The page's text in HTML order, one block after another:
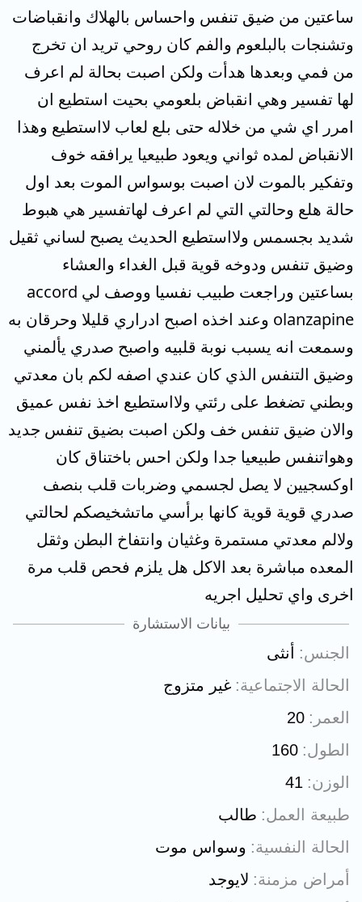
ساعتين من ضيق تنفس واحساس بالهلاك وانقباضات
وتشنجات بالبلعوم والفم كان روحي تريد ان تخرج
من فمي وبعدها هدأت ولكن اصبت بحالة لم اعرف
لها تفسير وهي انقباض بلعومي بحيت استطيع ان
امرر اي شي من خلاله حتى بلع لعاب لااستطيع وهذا
الانقباض لمده ثواني ويعود طبيعيا يرافقه خوف
وتفكير بالموت لان اصبت بوسواس الموت بعد اول
حالة هلع وحالتي التي لم اعرف لهاتفسير هي هبوط
شديد بجسمس ولااستطيع الحديث يصبح لساني ثقيل
وضيق تنفس ودوخه قوية قبل الغداء والعشاء
بساعتين وراجعت طبيب نفسيا ووصف لي accord
olanzapine وعند اخذه اصبح ادراري قليلا وحرقان به
وسمعت انه يسبب نوبة قلبيه واصبح صدري يألمني
وضيق التنفس الذي كان عندي اصفه لكم بان معدتي
وبطني تضغط على رئتي ولااستطيع اخذ نفس عميق
والان ضيق تنفس خف ولكن اصبت بضيق تنفس جديد
وهواتنفس طبيعيا جدا ولكن احس باختناق كان
اوكسجيين لا يصل لجسمي وضربات قلب بنصف
صدري قوية قوية كانها برأسي ماتشخيصكم لحالتي
ولالم معدتي مستمرة وغثيان وانتفاخ البطن وثقل
المعده مباشرة بعد الاكل هل يلزم فحص قلب مرة
اخرى واي تحليل اجريه
بيانات الاستشارة
الجنس
أنثى
الحالة الاجتماعية غير متزوج
العمر
20
الطول 160
الوزن 41
طبيعة العمل طالب
الحالة النفسية وسواس موت
أمراض مزمنة لايوجد